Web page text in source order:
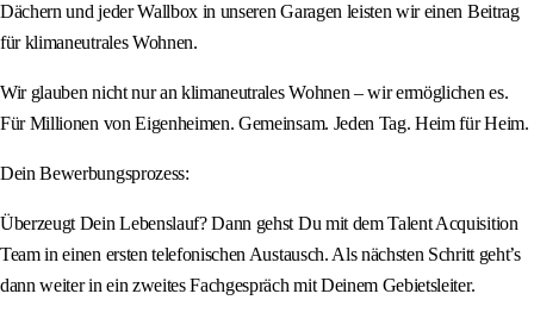
Dächern und jeder Wallbox in unseren Garagen leisten wir einen Beitrag
für klimaneutrales Wohnen.
Wir glauben nicht nur an klimaneutrales Wohnen – wir ermöglichen es.
Für Millionen von Eigenheimen. Gemeinsam. Jeden Tag. Heim für Heim.
Dein Bewerbungsprozess:
Überzeugt Dein Lebenslauf? Dann gehst Du mit dem Talent Acquisition
Team in einen ersten telefonischen Austausch. Als nächsten Schritt geht’s
dann weiter in ein zweites Fachgespräch mit Deinem Gebietsleiter.